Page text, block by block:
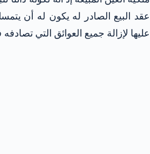
عقد البيع الصادر له يكون له أن
عليها لإزالة جميع العوائق التي